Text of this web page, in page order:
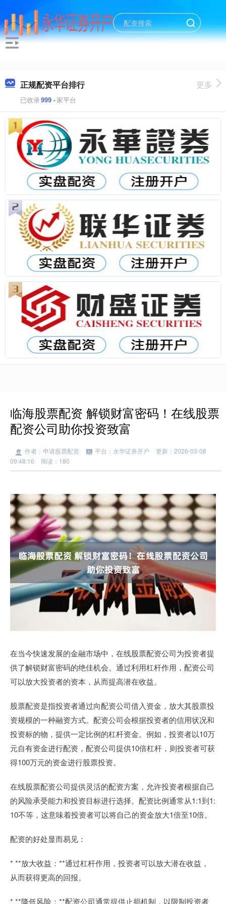
正规配资平台排行
已收录999+家平台
更多
临海股票配资 解锁财富密码！在线股票
配资公司助你投资致富
作者：申请股票配资 平台：永华证券开户
更新：2026-03-08
09:48:16
阅读：180
在当今快速发展的金融市场中，在线股票配资公司为投资者提
供了解锁财富密码的绝佳机会。通过利用杠杆作用，配资公司
可以放大投资者的资本，从而提高潜在收益。
股票配资是指投资者通过向配资公司借入资金，放大其股票投
资规模的一种融资方式。配资公司会根据投资者的信用状况和
投资标的物，提供一定比例的杠杆资金。例如，投资者以10万
元自有资金进行配资，配资公司提供10倍杠杆，则投资者可获
得100万元的资金进行股票投资。
在线股票配资公司提供灵活的配资方案，允许投资者根据自己
的风险承受能力和投资目标进行选择。配资比例通常从1:1到1:
10不等，这意味着投资者可以将自己的资金放大1倍至10倍。
配资的好处显而易见：
* **放大收益：**通过杠杆作用，投资者可以放大潜在收益，
从而获得更高的回报。
* **降低风险：**配资公司通常提供止损机制，以限制投资者